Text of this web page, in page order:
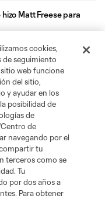
Matt Freese para
su viaje de
cookies,
de seguimiento
web funcione
del sitio,
y ayudar en los
posibilidad de
de
de
navegando por el
tu
terceros como se
Tu
por dos años a
Para obtener